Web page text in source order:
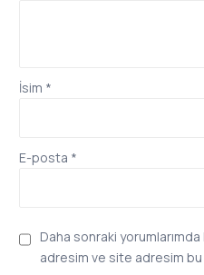
İsim *
E-posta *
Daha sonraki
adresim ve site adresim bu